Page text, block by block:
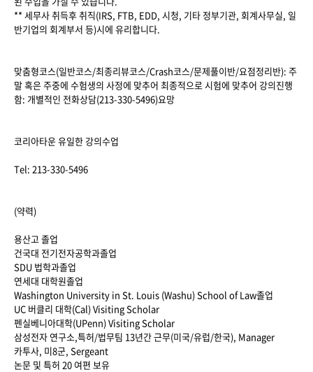
** 세무사 취득후 취직(IRS, FTB, EDD, 시청, 기타 정부기관, 회계사무실, 일
반기업의 회계부서 등)시에 유리합니다.
맞춤형코스(일반코스/최종리뷰코스/Crash코스/문제풀이반/요점정리반): 주
말 혹은 주중에 수험생의 사정에 맞추어 최종적으로 시험에 맞추어 강의진행
함: 개별적인 전화상담(213-330-5496)요망
코리아타운 유일한 강의수업
Tel: 213-330-5496
(약력)
용산고 졸업
건국대 전기전자공학과졸업
SDU 법학과졸업
연세대 대학원졸업
Washington University in St. Louis (Washu) School of Law졸업
UC 버클리 대학(Cal) Visiting Scholar
펜실베니아대학(UPenn) Visiting Scholar
삼성전자 연구소,특허/법무팀 13년간 근무(미국/유럽/한국), Manager
카투사, 미8군, Sergeant
논문 및 특허 20 여편 보유